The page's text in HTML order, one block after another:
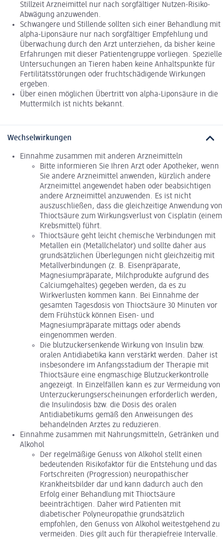
Stillzeit Arzneimittel nur nach sorgfältiger Nutzen-Risiko-
Abwägung anzuwenden.
Schwangere und Stillende sollten sich einer Behandlung mit
alpha-Liponsäure nur nach sorgfältiger Empfehlung und
Überwachung durch den Arzt unterziehen, da bisher keine
Erfahrungen mit dieser Patientengruppe vorliegen. Spezielle
Untersuchungen an Tieren haben keine Anhaltspunkte für
Fertilitätsstörungen oder fruchtschädigende Wirkungen
ergeben.
Über einen möglichen Übertritt von alpha-Liponsäure in die
Muttermilch ist nichts bekannt.
Wechselwirkungen
Einnahme zusammen mit anderen Arzneimitteln
Bitte informieren Sie Ihren Arzt oder Apotheker, wenn
Sie andere Arzneimittel anwenden, kürzlich andere
Arzneimittel angewendet haben oder beabsichtigen
andere Arzneimittel anzuwenden. Es ist nicht
auszuschließen, dass die gleichzeitige Anwendung von
Thioctsäure zum Wirkungsverlust von Cisplatin (einem
Krebsmittel) führt.
Thioctsäure geht leicht chemische Verbindungen mit
Metallen ein (Metallchelator) und sollte daher aus
grundsätzlichen Überlegungen nicht gleichzeitig mit
Metallverbindungen (z. B. Eisenpräparate,
Magnesiumpräparate, Milchprodukte aufgrund des
Calciumgehaltes) gegeben werden, da es zu
Wirkverlusten kommen kann. Bei Einnahme der
gesamten Tagesdosis von Thioctsäure 30 Minuten vor
dem Frühstück können Eisen- und
Magnesiumpräparate mittags oder abends
eingenommen werden.
Die blutzuckersenkende Wirkung von Insulin bzw.
oralen Antidiabetika kann verstärkt werden. Daher ist
insbesondere im Anfangsstadium der Therapie mit
Thioctsäure eine engmaschige Blutzuckerkontrolle
angezeigt. In Einzelfällen kann es zur Vermeidung von
Unterzuckerungserscheinungen erforderlich werden,
die Insulindosis bzw. die Dosis des oralen
Antidiabetikums gemäß den Anweisungen des
behandelnden Arztes zu reduzieren.
Einnahme zusammen mit Nahrungsmitteln, Getränken und
Alkohol
Der regelmäßige Genuss von Alkohol stellt einen
bedeutenden Risikofaktor für die Entstehung und das
Fortschreiten (Progression) neuropathischer
Krankheitsbilder dar und kann dadurch auch den
Erfolg einer Behandlung mit Thioctsäure
beeinträchtigen. Daher wird Patienten mit
diabetischer Polyneuropathie grundsätzlich
empfohlen, den Genuss von Alkohol weitestgehend zu
vermeiden. Dies gilt auch für therapiefreie Intervalle.